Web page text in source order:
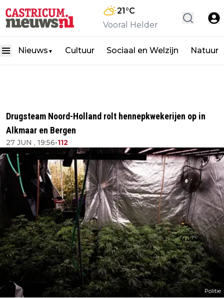
21°C
Vooral Helder
Nieuws ▼ Cultuur Sociaal en Welzijn Natuur
Drugsteam Noord-Holland rolt hennepkwekerijen op in
Alkmaar en Bergen
27 JUN , 19:56•112
Politie